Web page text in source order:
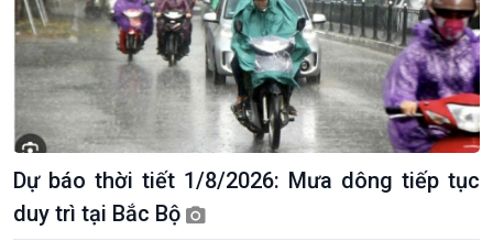
Giới thiệu
Thời sự
Thời sự 12h
Dự báo thời tiết 1/8/2026: Mưa dông tiếp tục
duy trì tại Bắc Bộ